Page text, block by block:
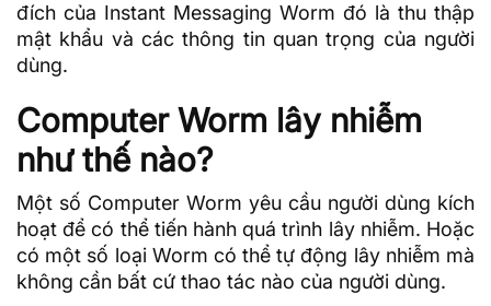
đích của Instant Messaging Worm đó là thu thập
mật khẩu và các thông tin quan trọng của người
dùng.
Computer Worm lây nhiễm
như thế nào?
Một số Computer Worm yêu cầu người dùng kích
hoạt để có thể tiến hành quá trình lây nhiễm. Hoặc
có một số loại Worm có thể tự động lây nhiễm mà
không cần bất cứ thao tác nào của người dùng.